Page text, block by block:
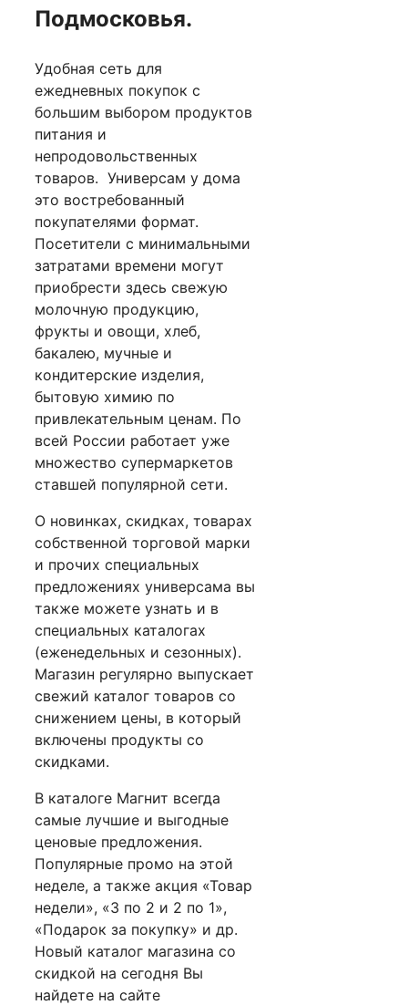
Подмосковья.
Удобная сеть для
ежедневных покупок с
большим выбором продуктов
питания и
непродовольственных
товаров. Универсам у дома
это востребованный
покупателями формат.
Посетители с минимальными
затратами времени могут
приобрести здесь свежую
молочную продукцию,
фрукты и овощи, хлеб,
бакалею, мучные и
кондитерские изделия,
бытовую химию по
привлекательным ценам. По
всей России работает уже
множество супермаркетов
ставшей популярной сети.
О новинках, скидках, товарах
собственной торговой марки
и прочих специальных
предложениях универсама вы
также можете узнать и в
специальных каталогах
(еженедельных и сезонных).
Магазин регулярно выпускает
свежий каталог товаров со
снижением цены, в который
включены продукты со
скидками.
В каталоге Магнит всегда
самые лучшие и выгодные
ценовые предложения.
Популярные промо на этой
неделе, а также акция «Товар
недели», «3 по 2 и 2 по 1»,
«Подарок за покупку» и др.
Новый каталог магазина со
скидкой на сегодня Вы
найдете на сайте